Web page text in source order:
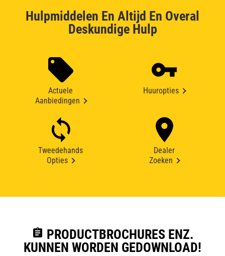
Hulpmiddelen En Altijd En Overal
Deskundige Hulp
Actuele
Aanbiedingen
Huuropties
Tweedehands
Opties
Dealer
Zoeken
assignment PRODUCTBROCHURES ENZ.
KUNNEN WORDEN GEDOWNLOAD!